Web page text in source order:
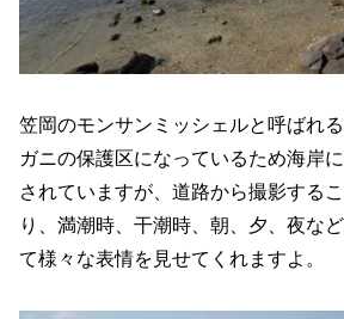
笠岡のモンサンミッシェルと呼ばれ
ガニの保護区になっているため海岸
されていますが、道路から撮影する
り、満潮時、干潮時、朝、夕、夜な
て様々な表情を見せてくれますよ。